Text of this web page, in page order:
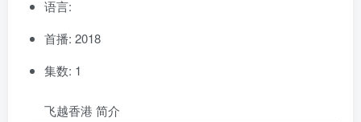
语言:
首播: 2018
集数: 1
飞越香港 简介